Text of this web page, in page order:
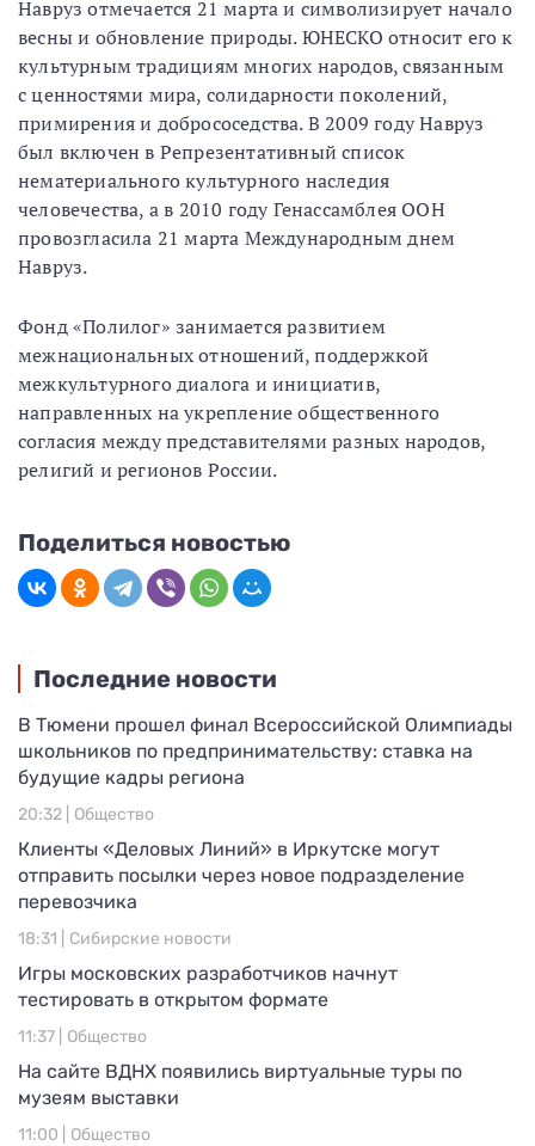
Навруз отмечается 21 марта и символизирует начало
весны и обновление природы. ЮНЕСКО относит его к
культурным традициям многих народов, связанным
с ценностями мира, солидарности поколений,
примирения и добрососедства. В 2009 году Навруз
был включен в Репрезентативный список
нематериального культурного наследия
человечества, а в 2010 году Генассамблея ООН
провозгласила 21 марта Международным днем
Навруз.
Фонд «Полилог» занимается развитием
межнациональных отношений, поддержкой
межкультурного диалога и инициатив,
направленных на укрепление общественного
согласия между представителями разных народов,
религий и регионов России.
Поделиться новостью
Последние новости
В Тюмени прошел финал Всероссийской Олимпиады
школьников по предпринимательству: ставка на
будущие кадры региона
20:32 | Общество
Клиенты «Деловых Линий» в Иркутске могут
отправить посылки через новое подразделение
перевозчика
18:31 | Сибирские новости
Игры московских разработчиков начнут
тестировать в открытом формате
11:37 | Общество
На сайте ВДНХ появились виртуальные туры по
музеям выставки
11:00 | Общество